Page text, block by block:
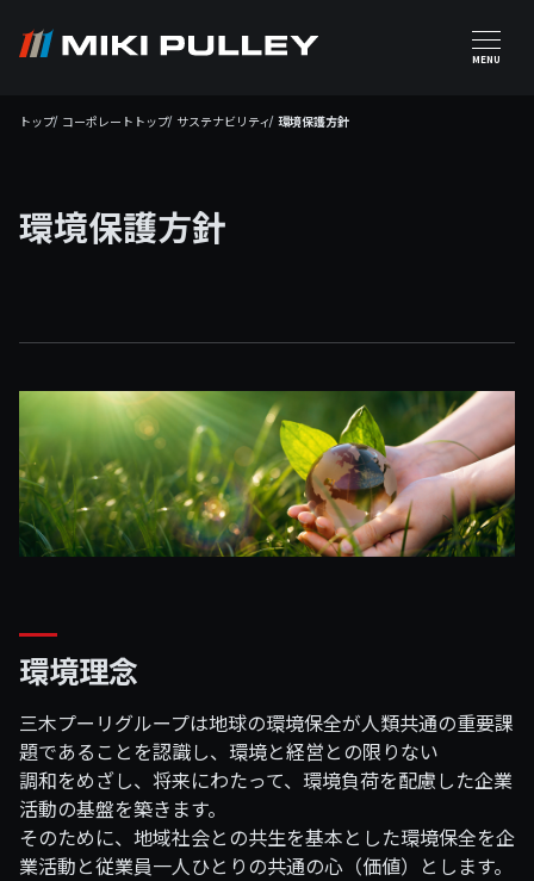
MENU
トップ コーポレートトップ サステナビリティ 環境保護方針
環境保護方針
環境理念
三木プーリグループは地球の環境保全が人類共通の重要課
題であることを認識し、環境と経営との限りない
調和をめざし、将来にわたって、環境負荷を配慮した企業
活動の基盤を築きます。
そのために、地域社会との共生を基本とした環境保全を企
業活動と従業員一人ひとりの共通の心（価値）とします。